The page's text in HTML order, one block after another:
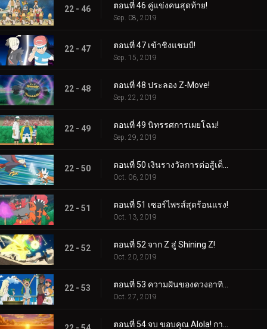
22 - 46 ตอนที่ 46 คู่แข่งคนสุดท้าย!
Sep. 08, 2019
22 - 47 ตอนที่ 47 เข้าชิงแชมป์!
Sep. 15, 2019
22 - 48 ตอนที่ 48 ประลอง Z-Move!
Sep. 22, 2019
22 - 49 ตอนที่ 49 นิทรรศการเผยโฉม!
Sep. 29, 2019
22 - 50
Oct. 06, 2019
22 - 51 ตอนที่ 51 เซอร์ไพรส์สุดร้อนแรง!
Oct. 13, 2019
22 - 52 ตอนที่ 52 จาก Z สู่ Shining Z!
Oct. 20, 2019
22 - 53
Oct. 27, 2019